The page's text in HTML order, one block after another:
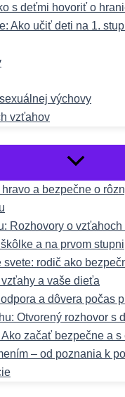
s deťmi hovoriť o
Ako učiť deti na 1.
výchovy
vzťahov
a bezpečne o
Rozhovory o
a na prvom stupni
rodič ako
a vaše dieťa
a dôvera počas
Otvorený rozhovor s
začať bezpečne a s
– od poznania k